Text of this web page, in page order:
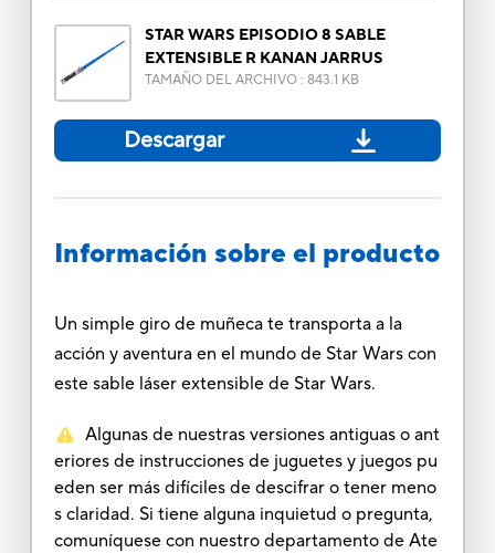
STAR WARS EPISODIO 8 SABLE
EXTENSIBLE R KANAN JARRUS
TAMAÑO DEL ARCHIVO: 843.1 KB
Descargar
Información sobre el producto
Un simple giro de muñeca te transporta a la
acción y aventura en el mundo de Star Wars con
este sable láser extensible de Star Wars.
Algunas de nuestras versiones antiguas o ant
eriores de instrucciones de juguetes y juegos pu
eden ser más difíciles de descifrar o tener meno
s claridad. Si tiene alguna inquietud o pregunta,
comuníquese con nuestro departamento de Ate